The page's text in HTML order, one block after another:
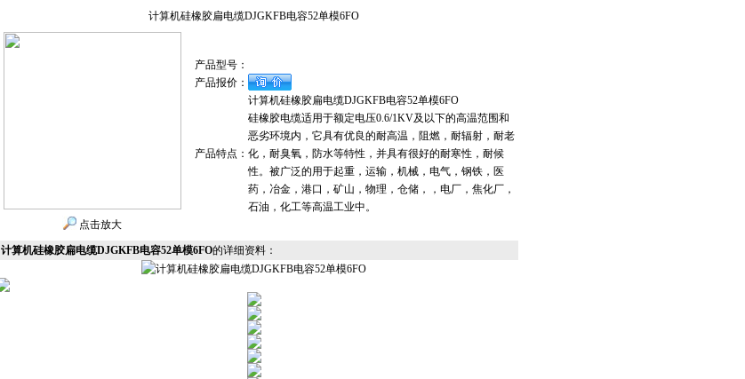
计算机硅橡胶扁电缆DJGKFB电容52单模6FO
点击放大
产品型号：
产品报价：
产品特点：
计算机硅橡胶扁电缆DJGKFB电容52单模6FO
硅橡胶电缆适用于额定电压0.6/1KV及以下的高温范围和
恶劣环境内，它具有优良的耐高温，阻燃，耐辐射，耐老
化，耐臭氧，防水等特性，并具有很好的耐寒性，耐候
性。被广泛的用于起重，运输，机械，电气，钢铁，医
药，冶金，港口，矿山，物理，仓储，，电厂，焦化厂，
石油，化工等高温工业中。
计算机硅橡胶扁电缆DJGKFB电容52单模6FO的详细资料：